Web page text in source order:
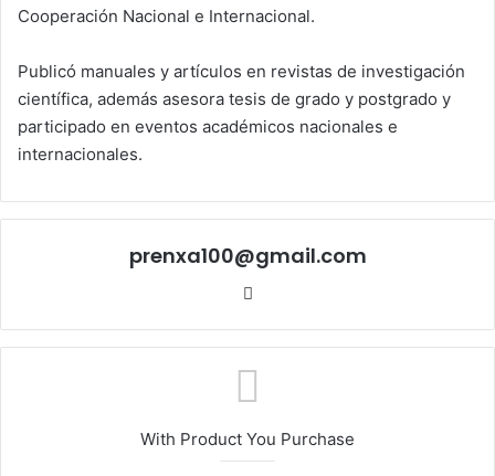
Cooperación Nacional e Internacional.
Publicó manuales y artículos en revistas de investigación
científica, además asesora tesis de grado y postgrado y
participado en eventos académicos nacionales e
internacionales.
prenxa100@gmail.com
With Product You Purchase